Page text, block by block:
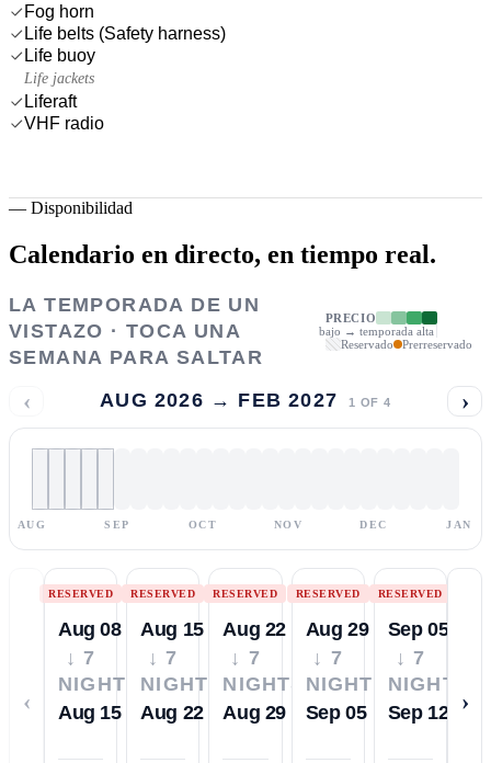
Fog horn
Life belts (Safety harness)
Life buoy
Life jackets
Liferaft
VHF radio
— Disponibilidad
Calendario en directo, en tiempo real.
LA TEMPORADA DE UN
VISTAZO · TOCA UNA
SEMANA PARA SALTAR
PRECIO
bajo → temporada alta
Reservado
Prerreservado
‹ AUG 2026 → FEB 2027 1 OF 4 ›
AUG SEP OCT NOV DEC JAN
‹
RESERVED
Aug 08
↓ 7
NIGHTS
Aug 15
RESERVED
Aug 15
↓ 7
NIGHTS
Aug 22
RESERVED
Aug 22
↓ 7
NIGHTS
Aug 29
RESERVED
Aug 29
↓ 7
NIGHTS
Sep 05
RESERVED
Sep 05
↓ 7
NIGHTS
Sep 12
›